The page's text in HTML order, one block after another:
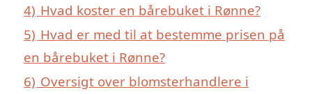
4) Hvad koster en bårebuket i Rønne?
5) Hvad er med til at bestemme prisen på
en bårebuket i Rønne?
6) Oversigt over blomsterhandlere i